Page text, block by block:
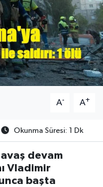
A- A+
Okunma Süresi: 1 Dk
devam
Vladimir
başta